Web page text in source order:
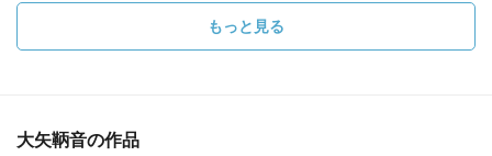
もっと見る
大矢鞆音の作品